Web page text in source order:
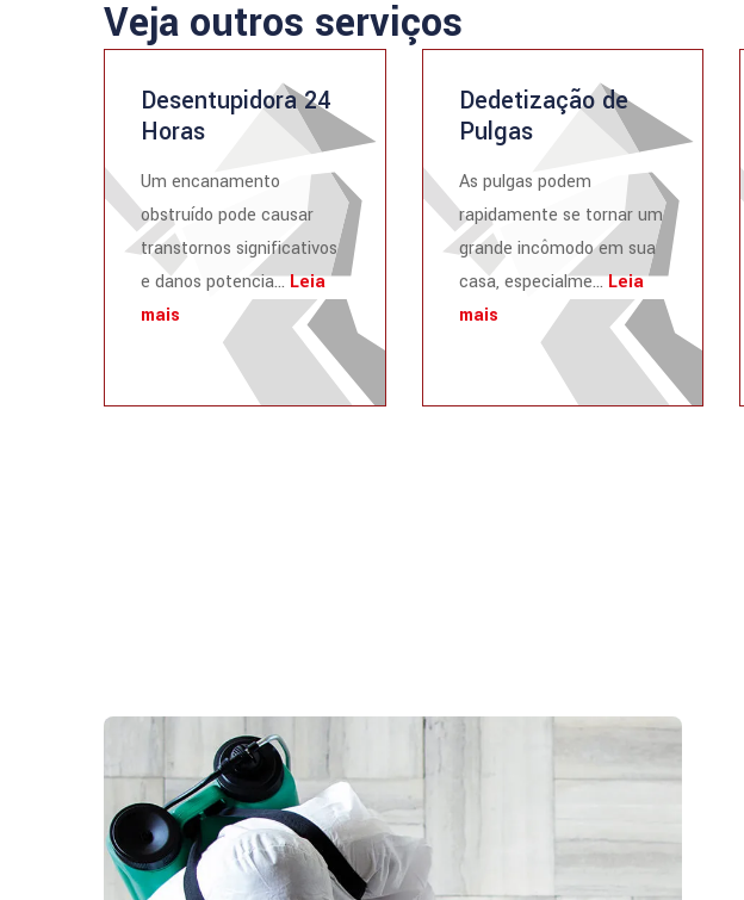
Veja outros serviços
Desentupidora 24
Horas
Um encanamento
obstruído pode causar
transtornos significativos
e danos potencia...Leia
mais
Dedetização de
Pulgas
As pulgas podem
rapidamente se tornar um
grande incômodo em sua
casa, especialme...Leia
mais